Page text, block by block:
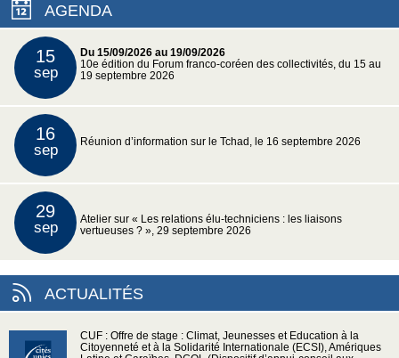
AGENDA
15
sep
Du 15/09/2026 au 19/09/2026
10e édition du Forum franco-coréen des collectivités, du 15 au
19 septembre 2026
16
sep Réunion d’information sur le Tchad, le 16 septembre 2026
29
sep
Atelier sur « Les relations élu-techniciens : les liaisons
vertueuses ? », 29 septembre 2026
ACTUALITÉS
CUF : Offre de stage : Climat, Jeunesses et Education à la
Citoyenneté et à la Solidarité Internationale (ECSI), Amériques